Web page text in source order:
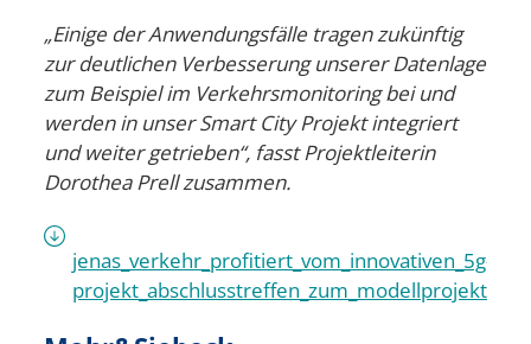
„Einige der Anwendungsfälle tragen zukünftig
zur deutlichen Verbesserung unserer Datenlage
zum Beispiel im Verkehrsmonitoring bei und
werden in unser Smart City Projekt integriert
und weiter getrieben“, fasst Projektleiterin
Dorothea Prell zusammen.
jenas_verkehr_profitiert_vom_innovativen_5g-
projekt_abschlusstreffen_zum_modellprojekt.pdf